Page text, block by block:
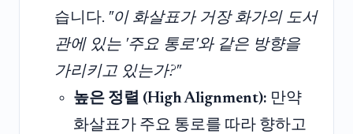
습니다. "이 화살표가 거장 화가의 도서
관에 있는 '주요 통로'와 같은 방향을
가리키고 있는가?"
높은 정렬 (High Alignment): 만약
화살표가 주요 통로를 따라 향하고